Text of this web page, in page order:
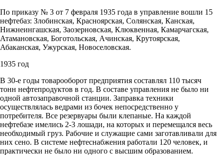
По приказу № 3 от 7 февраля 1935 года в управление вошли 15
нефтебаз: Злобинская, Красноярская, Солянская, Канская,
Нижнеингашская, Заозерновская, Клюквенная, Камарчагская,
Атамановская, Боготольская, Ачинская, Крутоярская,
Абаканская, Ужурская, Новоселовская.
1935 год
В 30-е годы товарооборот предприятия составлял 110 тысяч
тонн нефтепродуктов в год. В составе управления не было ни
одной автозаправочной станции. Заправка техники
осуществлялась ведрами из бочек непосредственно у
потребителя. Все резервуары были клепаные. На каждой
нефтебазе имелись 2-3 лошади, на которых и перемещался весь
необходимый груз. Рабочие и служащие сами заготавливали для
них сено. В системе нефтеснабжения работали 120 человек, и
практически не было ни одного с высшим образованием.